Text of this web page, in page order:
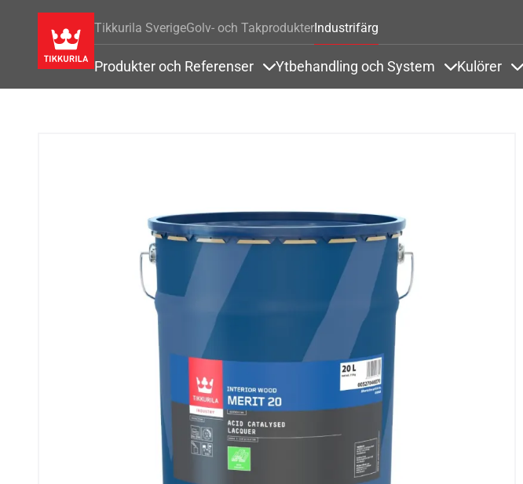
Tikkurila SverigeGolv- och TakprodukterIndustrifärg
Produkter och Referenser Ytbehandling och System Kulörer